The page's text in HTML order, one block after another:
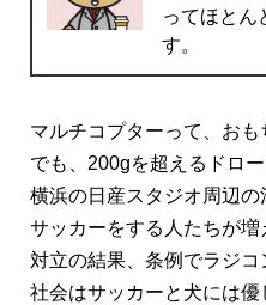
ってほとん
す。
マルチコプターって、おも
でも、200gを超えるドロ
横浜の日産スタジオ周辺の
サッカーをする人たちが
対立の結果、条例でラジコ
社会はサッカーと犬には優